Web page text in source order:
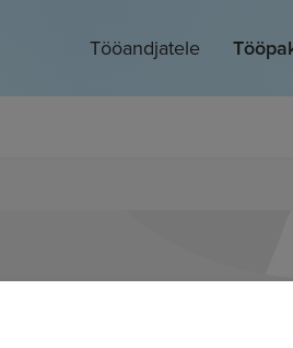
Tööandjatele